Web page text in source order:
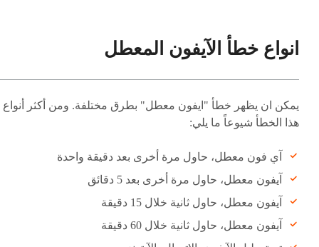
انواع خطأ الآيفون المعطل
يمكن ان يظهر خطأ "ايفون معطل" بطرق مختلفة. ومن أكثر أنواع
هذا الخطأ شيوعاً ما يلي:
آي فون معطل، حاول مرة أخرى بعد دقيقة واحدة
آيفون معطل، حاول مرة أخرى بعد 5 دقائق
آيفون معطل، حاول ثانية خلال 15 دقيقة
آيفون معطل، حاول ثانية خلال 60 دقيقة